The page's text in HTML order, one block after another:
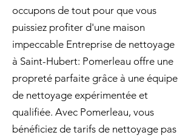
occupons de tout pour que vous
puissiez profiter d'une maison
impeccable Entreprise de nettoyage
à Saint-Hubert: Pomerleau offre une
propreté parfaite grâce à une équipe
de nettoyage expérimentée et
qualifiée. Avec Pomerleau, vous
bénéficiez de tarifs de nettoyage pas